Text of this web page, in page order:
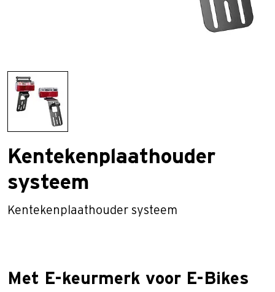
Kentekenplaathouder
systeem
Kentekenplaathouder systeem
Met E-keurmerk voor E-Bikes